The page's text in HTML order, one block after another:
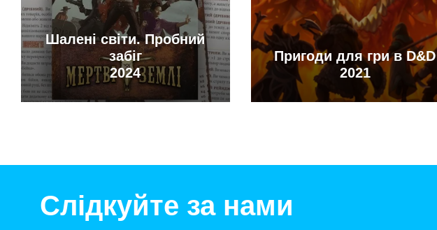
Шалені світи. Пробний
забіг
2024
Пригоди для гри в D&D
2021
Слідкуйте за нами